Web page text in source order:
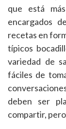
que está
encargados
recetas en
típicos
variedad de
fáciles de
deben ser
compartir,